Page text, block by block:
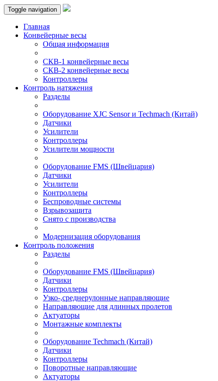
Toggle navigation
Главная
Конвейерные весы
Общая информация
СКВ-1 конвейерные весы
СКВ-2 конвейерные весы
Контроллеры
Контроль натяжения
Разделы
Оборудование XJC Sensor и Techmach (Китай)
Датчики
Усилители
Контроллеры
Усилители мощности
Оборудование FMS (Швейцария)
Датчики
Усилители
Контроллеры
Беспроводные системы
Взрывозащита
Снято с производства
Модернизация оборудования
Контроль положения
Разделы
Оборудование FMS (Швейцария)
Датчики
Контроллеры
Узко-,среднерулонные направляющие
Направляющие для длинных пролетов
Актуаторы
Монтажные комплекты
Оборудование Techmach (Китай)
Датчики
Контроллеры
Поворотные направляющие
Актуаторы